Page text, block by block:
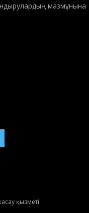
мазмұнына
қызметі .